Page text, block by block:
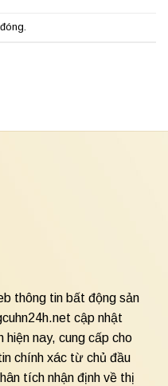
thông tin bất động sản
cập nhật
nay, cung cấp cho
chính xác từ chủ đầu
tích nhận định về thị